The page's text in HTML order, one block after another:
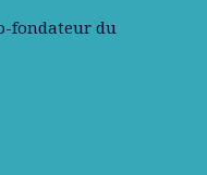
fondateur du